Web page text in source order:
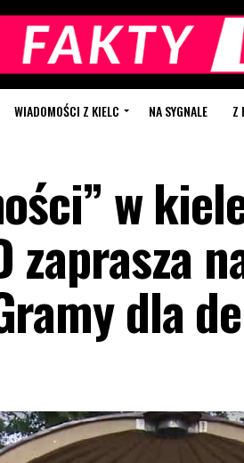
WIADOMOŚCI Z KIELC NA SYGNALE Z
w
zaprasza
dla